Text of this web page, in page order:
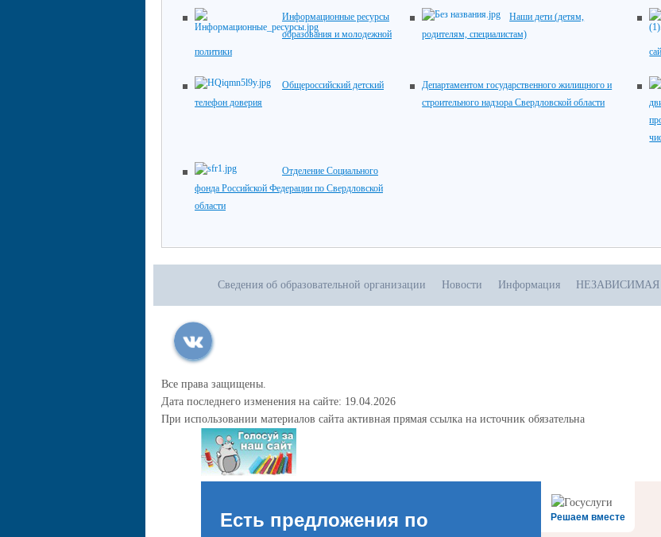
Информационные ресурсы
образования и молодежной
политики
Наши дети (детям,
родителям, специалистам)
Общероссийский детский
телефон доверия
Департаментом государственного жилищного и
строительного надзора Свердловской области
Отделение Социального
фонда Российской Федерации по Свердловской
области
Сведения об образовательной организации Новости Информация
Все права защищены.
Дата последнего изменения на сайте: 19.04.2026
При использовании материалов сайта активная прямая ссылка на источник обязательна
Решаем вместе
Есть предложения по